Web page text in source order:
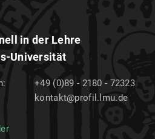
in der Lehre
Universität
+49 (0)89 - 2180 - 72323
kontakt@profil.lmu.de